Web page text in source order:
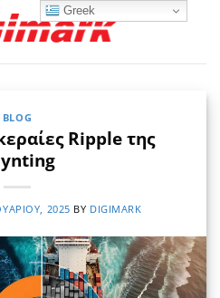
BLOG
Ripple της
2025 BY DIGIMARK
Greek